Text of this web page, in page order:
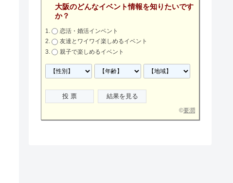
大阪のどんなイベント情報を知りたいです
か？
恋活・婚活インベント
友達とワイワイ楽しめるイベント
親子で楽しめるイベント
©要潤